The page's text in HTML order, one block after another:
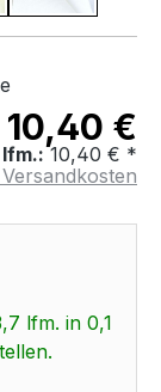
10,40 €
10,40 € *
lfm. in 0,1